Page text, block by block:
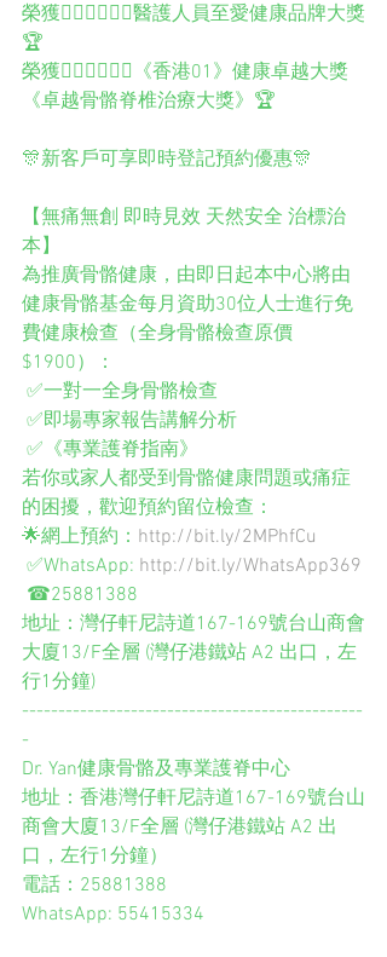
榮獲👨🏻‍⚕️👩🏻‍⚕️醫護人員至愛健康品牌大獎
🏆
榮獲👨🏻‍⚕️👩🏻‍⚕️《香港01》健康卓越大獎
《卓越骨骼脊椎治療大獎》🏆
🎊新客戶可享即時登記預約優惠🎊
【無痛無創 即時見效 天然安全 治標治
本】
為推廣骨骼健康，由即日起本中心將由
健康骨骼基金每月資助30位人士進行免
費健康檢查（全身骨骼檢查原價
$1900）：
✅一對一全身骨骼檢查
✅即場專家報告講解分析
✅《專業護脊指南》
若你或家人都受到骨骼健康問題或痛症
的困擾，歡迎預約留位檢查：
🌟網上預約： http://bit.ly/2MPhfCu
✅WhatsApp: http://bit.ly/WhatsApp369
☎25881388
地址：灣仔軒尼詩道167-169號台山商會
大廈13/F全層 (灣仔港鐵站 A2 出口，左
行1分鐘)
-----------------------------------------------
-
Dr. Yan健康骨骼及專業護脊中心
地址：香港灣仔軒尼詩道167-169號台山
商會大廈13/F全層 (灣仔港鐵站 A2 出
口，左行1分鐘）
電話：25881388
WhatsApp: 55415334